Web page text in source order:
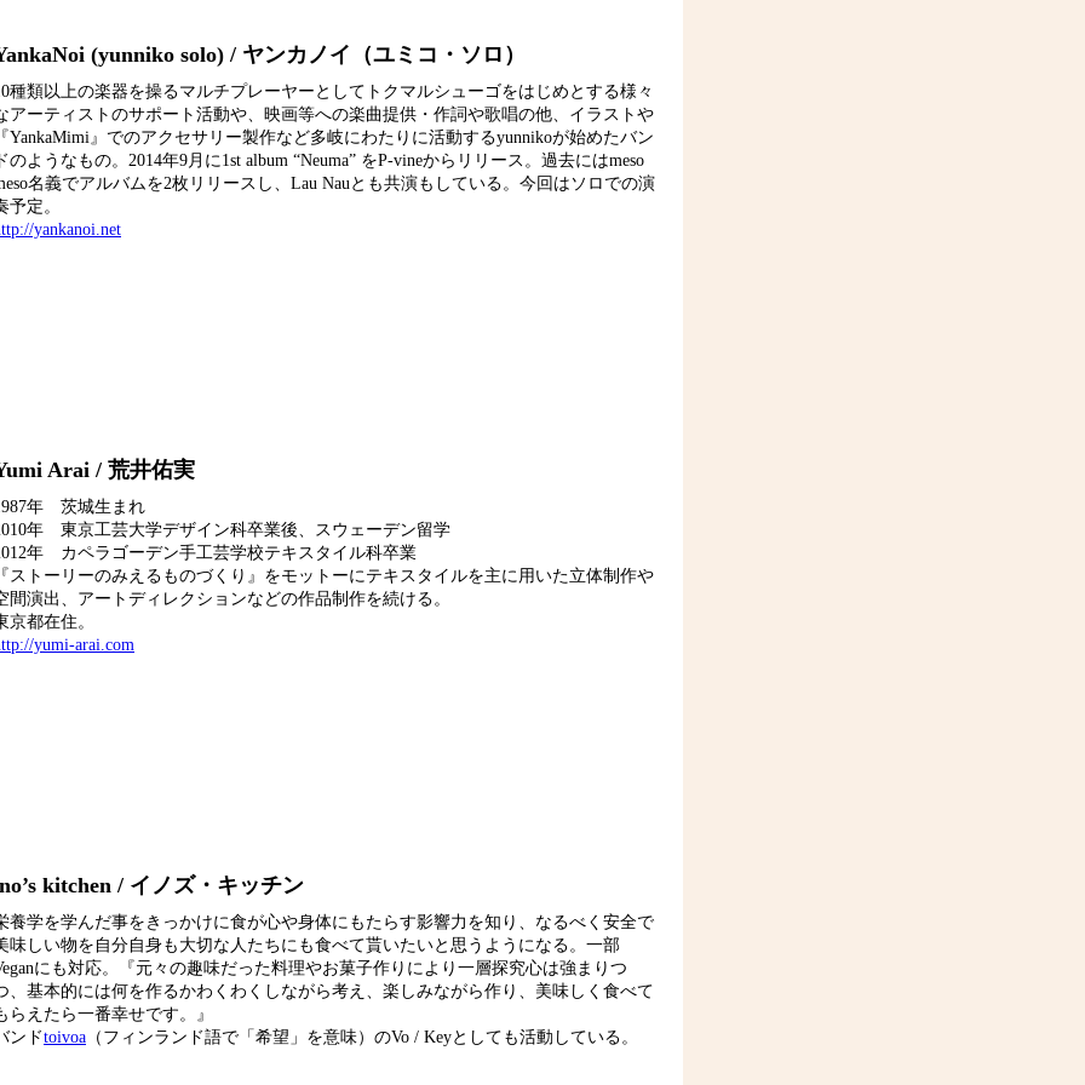
(yunniko solo) / ヤンカノイ（ユミコ・ソロ）
種類以上の楽器を操るマルチプレーヤーとしてトクマルシューゴをはじめとする様々
アーティストのサポート活動や、映画等への楽曲提供・作詞や歌唱の他、イラストや
YankaMimi』でのアクセサリー製作など多岐にわたりに活動するyunnikoが始めたバン
のようなもの。2014年9月に1st album “Neuma” をP-vineからリリース。過去にはmeso
名義でアルバムを2枚リリースし、Lau Nauとも共演もしている。今回はソロでの演
予定。
yankanoi.net
Arai / 荒井佑実
年 茨城生まれ
年 東京工芸大学デザイン科卒業後、スウェーデン留学
年 カペラゴーデン手工芸学校テキスタイル科卒業
ストーリーのみえるものづくり』をモットーにテキスタイルを主に用いた立体制作や
間演出、アートディレクションなどの作品制作を続ける。
京都在住。
yumi-arai.com
kitchen / イノズ・キッチン
養学を学んだ事をきっかけに食が心や身体にもたらす影響力を知り、なるべく安全で
味しい物を自分自身も大切な人たちにも食べて貰いたいと思うようになる。一部
にも対応。『元々の趣味だった料理やお菓子作りにより一層探究心は強まりつ
、基本的には何を作るかわくわくしながら考え、楽しみながら作り、美味しく食べて
らえたら一番幸せです。』
ンドtoivoa （フィンランド語で「希望」を意味）のVo / Keyとしても活動している。